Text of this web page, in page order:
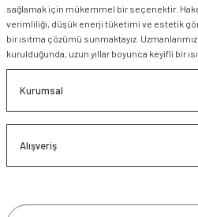
sağlamak için mükemmel bir seçenektir.
verimliliği, düşük enerji tüketimi ve estetik
bir ısıtma çözümü sunmaktayız.
kurulduğunda, uzun yıllar boyunca keyifli bir
Kurumsal
Alışveriş